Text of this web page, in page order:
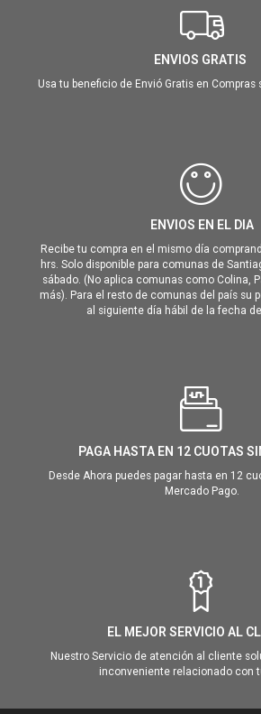
ENVIOS GRATIS
Usa tu beneficio de Envió Gratis en Compras
ENVIOS EN EL DIA
Recibe tu compra en el mismo día
hrs. Solo disponible para comunas de
sábado. (No aplica comunas como Colina,
más). Para el resto de comunas del país su
al siguiente día hábil de la fecha
PAGA HASTA EN 12 CUOTAS
Desde Ahora puedes pagar hasta en 12
Mercado Pago.
EL MEJOR SERVICIO AL
Nuestro Servicio de atención al cliente
inconveniente relacionado con